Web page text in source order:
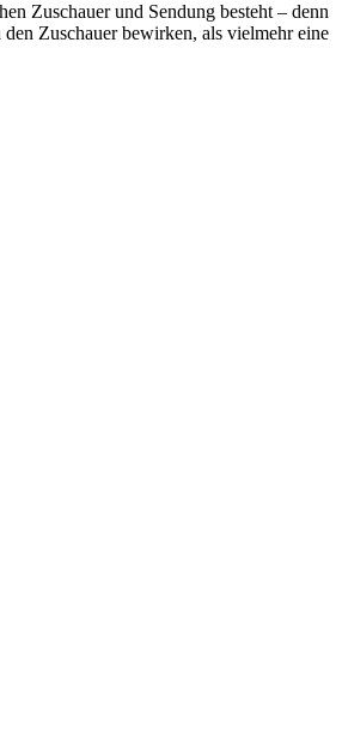
Zuschauer und Sendung besteht – denn
Zuschauer bewirken, als vielmehr eine